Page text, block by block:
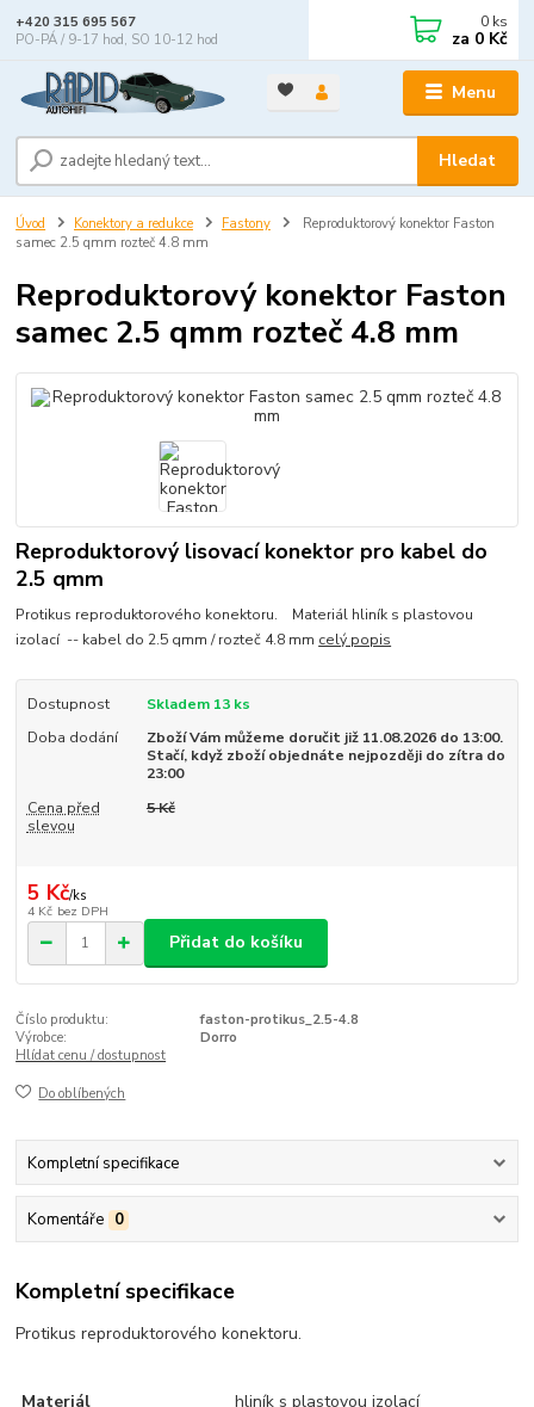
Menu
Hledat
+420 315 695 567
PO-PÁ / 9-17 hod, SO 10-12 hod
0 ks
za 0 Kč
Úvod Konektory a redukce Fastony
Reproduktorový konektor Faston
samec 2.5 qmm rozteč 4.8 mm
Reproduktorový konektor Faston
samec 2.5 qmm rozteč 4.8 mm
Reproduktorový lisovací konektor pro kabel do
2.5 qmm
Protikus reproduktorového konektoru. Materiál hliník s plastovou
izolací -- kabel do 2.5 qmm / rozteč 4.8 mm celý popis
Dostupnost
Skladem 13 ks
Doba dodání
Zboží Vám můžeme doručit již 11.08.2026 do 13:00.
Stačí, když zboží objednáte nejpozději do zítra do
23:00
Cena před
slevou
5 Kč
5 Kč/ks
4 Kč bez DPH
Přidat do košíku
Číslo produktu:
faston-protikus_2.5-4.8
Výrobce:
Dorro
Hlídat cenu / dostupnost
Do oblíbených
Kompletní specifikace
Komentáře 0
Kompletní specifikace
Protikus reproduktorového konektoru.
Materiál
hliník s plastovou izolací